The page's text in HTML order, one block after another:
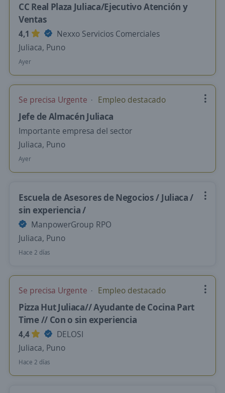
CC Real Plaza Juliaca/Ejecutivo Atención y
Ventas
4,1
Nexxo Servicios Comerciales
Juliaca, Puno
Ayer
Se precisa Urgente Empleo destacado
Jefe de Almacén Juliaca
Importante empresa del sector
Juliaca, Puno
Ayer
Escuela de Asesores de Negocios / Juliaca /
sin experiencia /
ManpowerGroup RPO
Juliaca, Puno
Hace 2 días
Se precisa Urgente Empleo destacado
Pizza Hut Juliaca// Ayudante de Cocina Part
Time // Con o sin experiencia
4,4
DELOSI
Juliaca, Puno
Hace 2 días